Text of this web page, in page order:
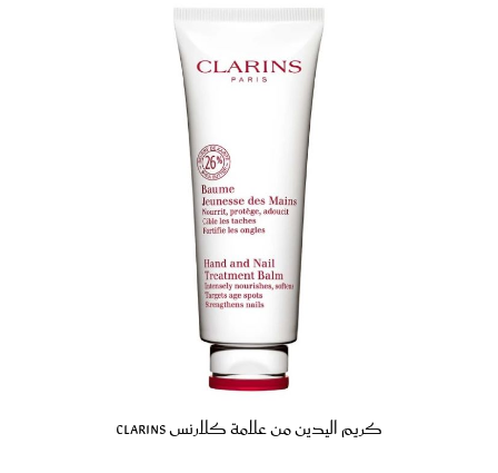
كريم اليدين من علامة كلارنس Clarins